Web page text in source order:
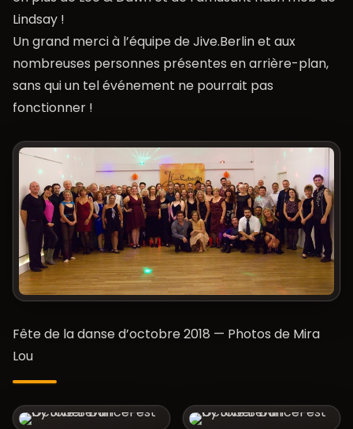
Lindsay !
Un grand merci à l’équipe de Jive.Berlin et aux
nombreuses personnes présentes en arrière-plan,
sans qui un tel événement ne pourrait pas
fonctionner !
Fête de la danse d’octobre 2018 — Photos de Mira
Lou